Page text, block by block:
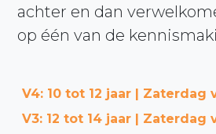
achter en dan
op één van de
V4: 10 tot 12 jaar | Zaterdag
V3: 12 tot 14 jaar | Zaterdag